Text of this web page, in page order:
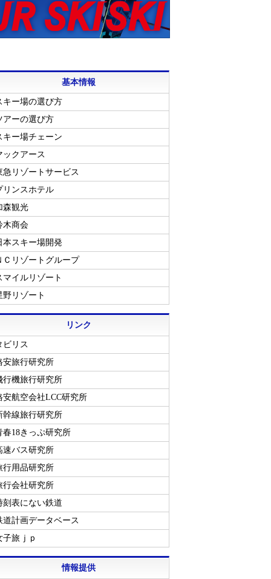
基本情報
キー場の選び方
アーの選び方
キー場チェーン
ックアース
急リゾートサービス
リンスホテル
森観光
木商会
本スキー場開発
Ｃリゾートグループ
マイルリゾート
野リゾート
リンク
ビリス
安旅行研究所
行機旅行研究所
安航空会社LCC研究所
幹線旅行研究所
春18きっぷ研究所
速バス研究所
行用品研究所
行会社研究所
刻表にない鉄道
道計画データベース
子旅ｊｐ
情報提供